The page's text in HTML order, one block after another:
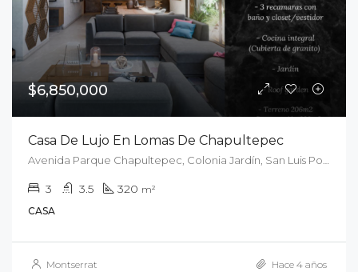
$6,850,000
Casa De Lujo En Lomas De Chapultepec
3 3.5 320 m²
CASA
Montserrat Hace 4 años